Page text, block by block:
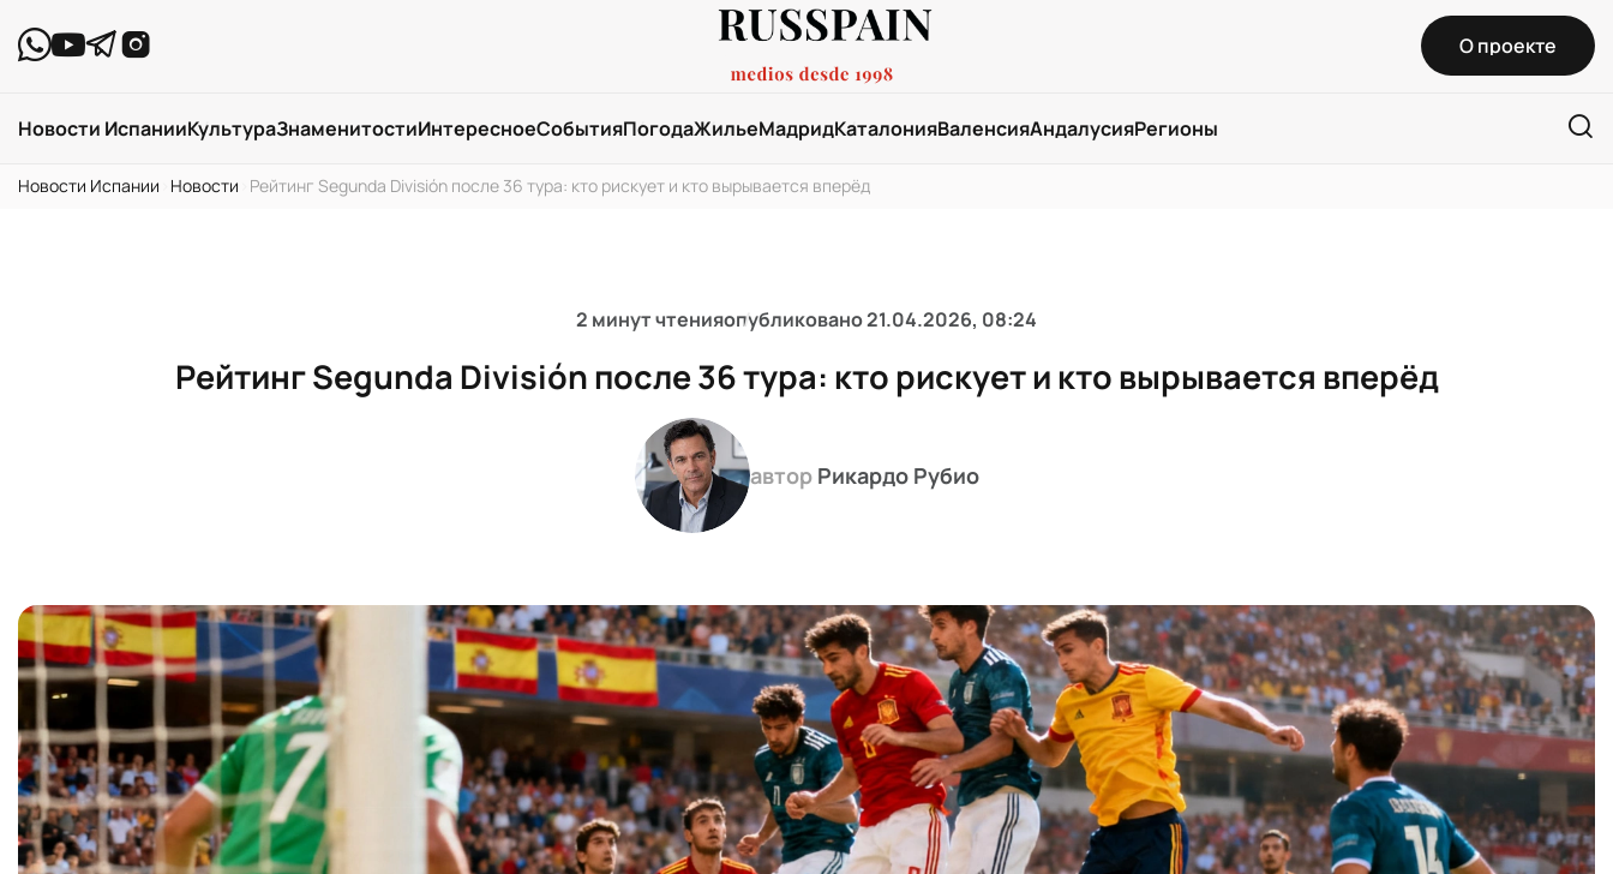
О проекте
Новости ИспанииКультураЗнаменитостиИнтересноеСобытияПогодаЖильеМадридКаталонияВаленсияАндалусияРегионы
Новости Испании Новости Рейтинг Segunda División после 36 тура: кто рискует и кто вырывается вперёд
2 минут чтенияопубликовано21.04.2026, 08:24
Рейтинг Segunda División после 36 тура: кто рискует и кто вырывается вперёд
автор Рикардо Рубио